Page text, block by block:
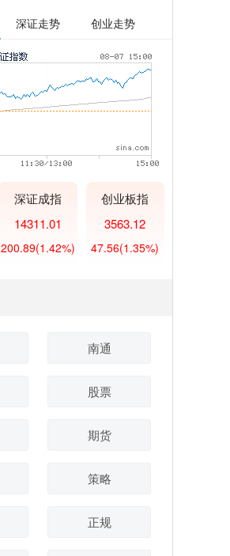
深证走势 创业走势
深证成指
14311.01
200.89(1.42%)
创业板指
3563.12
47.56(1.35%)
南通
股票
期货
策略
正规